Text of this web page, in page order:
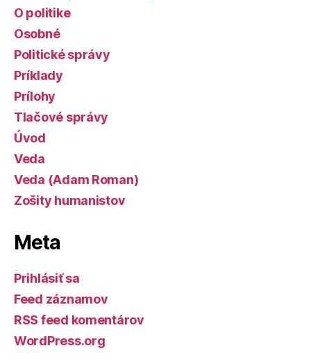
O politike
Osobné
Politické správy
Príklady
Prílohy
Tlačové správy
Úvod
Veda
Veda (Adam Roman)
Zošity humanistov
Meta
Prihlásiť sa
Feed záznamov
RSS feed komentárov
WordPress.org